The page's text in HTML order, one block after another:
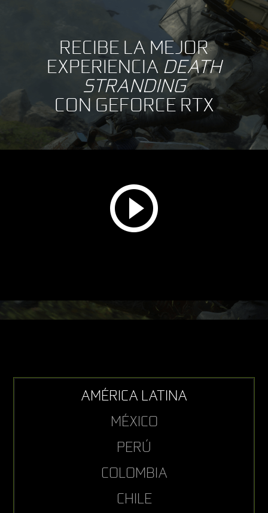
RECIBE LA MEJOR
EXPERIENCIA DEATH
STRANDING
CON GEFORCE RTX
AMÉRICA LATINA
MÉXICO
PERÚ
COLOMBIA
CHILE